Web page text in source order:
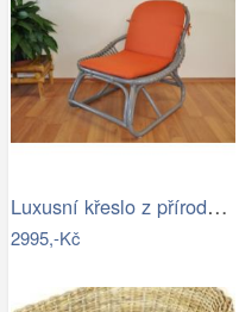
Luxusní křeslo z přírodního ratanu - AX
2995,-Kč